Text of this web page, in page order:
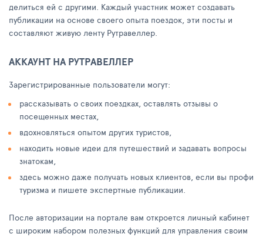
делиться ей с другими. Каждый участник может создавать
публикации на основе своего опыта поездок, эти посты и
составляют живую ленту Рутравеллер.
АККАУНТ НА РУТРАВЕЛЛЕР
Зарегистрированные пользователи могут:
рассказывать о своих поездках, оставлять отзывы о
посещенных местах,
вдохновляться опытом других туристов,
находить новые идеи для путешествий и задавать вопросы
знатокам,
здесь можно даже получать новых клиентов, если вы профи
туризма и пишете экспертные публикации.
После авторизации на портале вам откроется личный кабинет
с широким набором полезных функций для управления своим